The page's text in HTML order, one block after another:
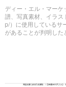
ディー・エル・マー
譜、写真素材、イラ
p/）に使用しているサ
があることが判明した